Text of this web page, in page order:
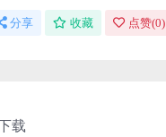
分享 收藏 点赞(0)
载